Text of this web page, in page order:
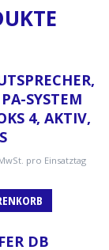
SYSTEM
4, AKTIV,
pro Einsatztag
DB